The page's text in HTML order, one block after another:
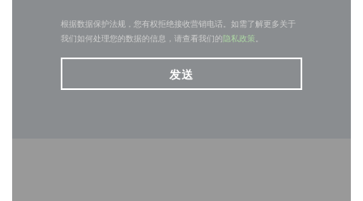
根据数据保护法规，您有权拒绝接收营销电话。如需了解更多关于
我们如何处理您的数据的信息，请查看我们的隐私政策